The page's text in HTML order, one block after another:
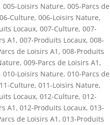
, 005-Loisirs Nature, 005-Parcs de
Culture, 006-Loisirs Nature,
Locaux, 007-Culture, 007-
A1 , 007-Produits Locaux, 008-
de Loisirs A1 , 008-Produits
, 009-Parcs de Loisirs A1 ,
, 010-Loisirs Nature, 010-Parcs de
Culture, 011-Loisirs Nature,
Locaux, 012-Culture, 012-
A1 , 012-Produits Locaux, 013-
de Loisirs A1 , 013-Produits